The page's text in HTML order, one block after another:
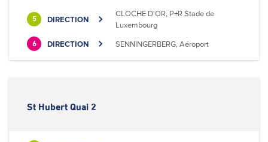
5 DIRECTION
CLOCHE D'OR, P+R Stade de
Luxembourg
6 DIRECTION SENNINGERBERG, Aéroport
St Hubert Quai 2